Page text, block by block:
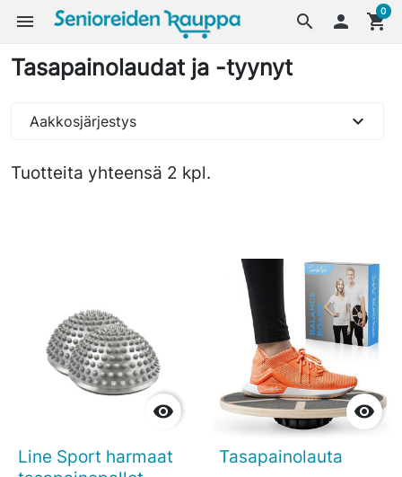
search
menu  shopping_cart
0
Tasapainolaudat ja -tyynyt
Tuotteita yhteensä 2 kpl.
Aakkosjärjestys expand_more

Line Sport harmaat

Tasapainolauta